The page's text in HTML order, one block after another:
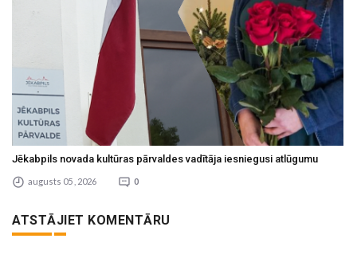
Jēkabpils novada kultūras pārvaldes vadītāja iesniegusi atlūgumu
augusts 05 , 2026 0
ATSTĀJIET KOMENTĀRU